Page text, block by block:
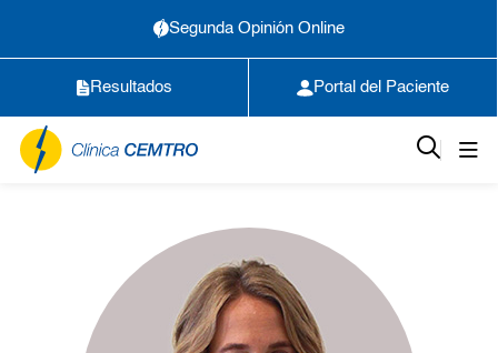
Segunda Opinión Online
Resultados Portal del Paciente